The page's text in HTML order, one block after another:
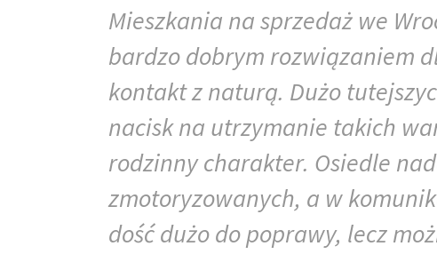
Mieszkania na sprzedaż we
bardzo dobrym rozwiązaniem
kontakt z naturą. Dużo
nacisk na utrzymanie takich
rodzinny charakter. Osiedle
zmotoryzowanych, a w
dość dużo do poprawy, lecz